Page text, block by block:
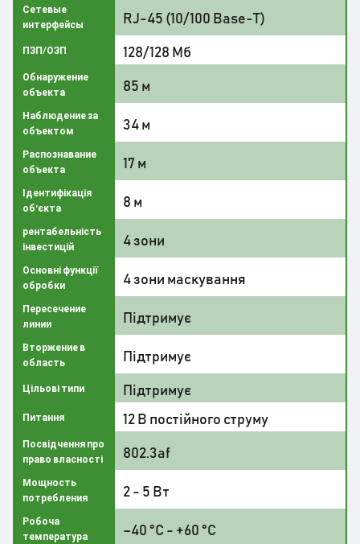
Сетевые
интерфейсы
RJ-45 (10/100 Base-T)
ПЗП/ОЗП 128/128 Мб
Обнаружение
объекта
85 м
Наблюдение за
объектом
34 м
Распознавание
объекта
17 м
Ідентифікація
об'єкта
8 м
рентабельність
інвестицій
4 зони
Основні функції
обробки
4 зони маскування
Пересечение
линии
Підтримує
Вторжение в
область
Підтримує
Цільові типи Підтримує
Питання 12 В постійного струму
Посвідчення про
право власності
802.3af
Мощность
потребления
2 - 5 Вт
Робоча
температура
–40 °C - +60 °C